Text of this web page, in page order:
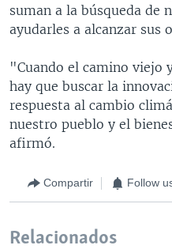
suman a la búsqueda de
ayudarles a alcanzar sus
"Cuando el camino viejo
hay que buscar la
respuesta al cambio
nuestro pueblo y el
afirmó.
Compartir Follow
Relacionados